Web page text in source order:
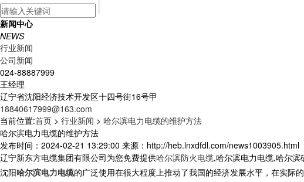
新闻中心
NEWS
行业新闻
公司新闻
024-88887999
王经理
辽宁省沈阳经济技术开发区十四号街16号甲
18840617999@163.com
当前位置:首页 > 行业新闻 > 哈尔滨电力电缆的维护方法
哈尔滨电力电缆的维护方法
发布时间：2024-02-21 13:29:00 来源：http://heb.lnxdfdl.com/news1003905.html
辽宁新东方电缆集团有限公司为您免费提供哈尔滨防火电缆,哈尔滨电力电缆,哈尔滨
沈阳哈尔滨电力电缆的广泛使用在很大程度上推动了我国的经济发展水平，在实际